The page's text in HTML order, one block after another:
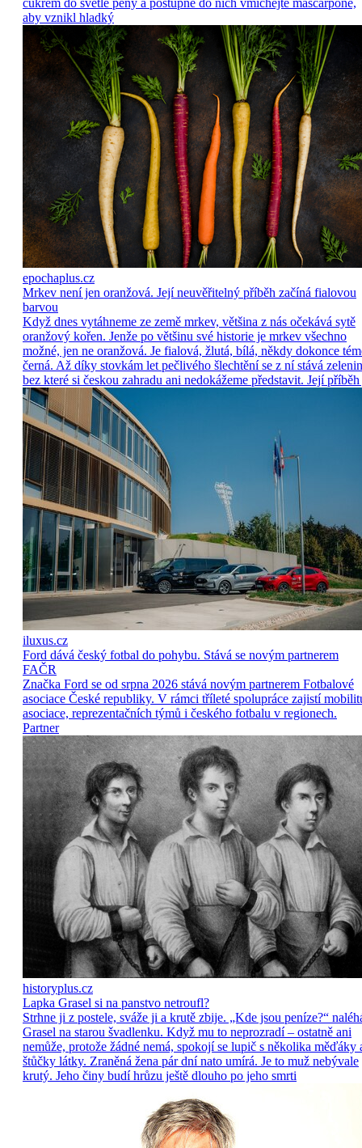
aby vznikl hladký
epochaplus.cz
Mrkev není jen oranžová. Její neuvěřitelný příběh začíná fialovou
barvou
Když dnes vytáhneme ze země mrkev, většina z nás očekává sytě
oranžový kořen. Jenže po většinu své historie je mrkev všechno
možné, jen ne oranžová. Je fialová, žlutá, bílá, někdy dokonce
černá. Až díky stovkám let pečlivého šlechtění se z ní stává
bez které si českou zahradu ani nedokážeme představit. Její příběh
iluxus.cz
Ford dává český fotbal do pohybu. Stává se novým partnerem
FAČR
Značka Ford se od srpna 2026 stává novým partnerem Fotbalové
asociace České republiky. V rámci tříleté spolupráce zajistí
asociace, reprezentačních týmů i českého fotbalu v regionech.
Partner
historyplus.cz
Lapka Grasel si na panstvo netroufl?
Strhne ji z postele, sváže ji a krutě zbije. „Kde jsou peníze?“
Grasel na starou švadlenku. Když mu to neprozradí – ostatně ani
nemůže, protože žádné nemá, spokojí se lupič s několika měďáky
štůčky látky. Zraněná žena pár dní nato umírá. Je to muž nebývale
krutý. Jeho činy budí hrůzu ještě dlouho po jeho smrti